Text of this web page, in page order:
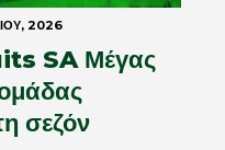
2026
SA Μέγας
σεζόν